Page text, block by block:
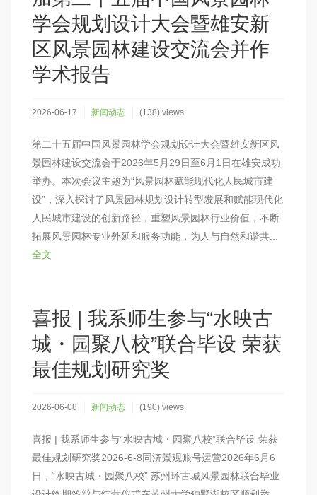
学会规划设计大会暨雄安新
区风景园林建设交流会并作
学术报告
2026-06-17 新闻动态 (138) views
第二十五届中国风景园林学会规划设计大会暨雄安新区风
景园林建设交流会于2026年5月29日至6月1日在雄安成功
举办。本次会议主题为“风景园林赋能现代化人民城市建
设”，深入探讨了风景园林规划设计转型发展和赋能现代化
人民城市建设的创新路径，重塑风景园林行业价值，不断
拓展风景园林专业外延和服务功能，为人与自然和谐共...
全文
喜报 | 我系师生参与“水映古
城・园聚八校”联合毕设 荣获
最佳规划研究奖
2026-06-08 新闻动态 (190) views
喜报 | 我系师生参与“水映古城・园聚八校”联合毕设 荣获
最佳规划研究奖2026-6-8同济景观账号运营2026年6月6
日，“水映古城・园聚八校” 苏州环古城风景园林联合毕业